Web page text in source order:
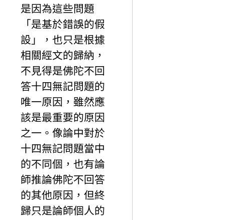
是因為這些問題
「是基於錯誤的假
設」，也只是根據
相關經文的歸納，
不見得是佛陀不回
答十四無記問題的
唯一原因，雖然應
該是最重要的原因
之一。像論中對於
十四無記問題當中
的不同個，也有論
師推論佛陀不回答
的其他原因，但終
歸只是論師個人的